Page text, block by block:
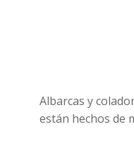
Albarcas y
están hechos de